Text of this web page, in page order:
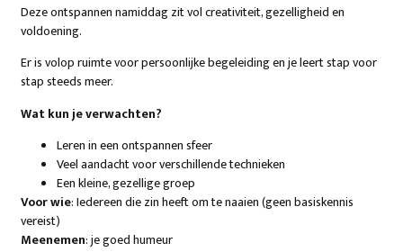
Deze ontspannen namiddag zit vol creativiteit, gezelligheid en
voldoening.
Er is volop ruimte voor persoonlijke begeleiding en je leert stap voor
stap steeds meer.
Wat kun je verwachten?
Leren in een ontspannen sfeer
Veel aandacht voor verschillende technieken
Een kleine, gezellige groep
Voor wie: Iedereen die zin heeft om te naaien (geen basiskennis
vereist)
Meenemen: je goed humeur